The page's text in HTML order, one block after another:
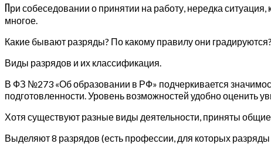
При собеседовании о принятии на работу, нередка
многое.
Какие бывают разряды? По какому правилу они
Виды разрядов и их классификация.
В ФЗ №273 «Об образовании в РФ» подчеркивается
подготовленности. Уровень возможностей удобно оценить
Хотя существуют разные виды деятельности, приняты
Выделяют 8 разрядов (есть профессии, для которых